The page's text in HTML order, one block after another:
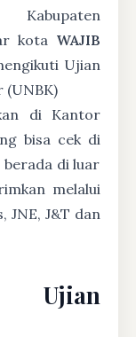
kota WAJIB
Ujian
(UNBK)
di Kantor
bisa cek di
berada di luar
melalui
JNE, J&T dan